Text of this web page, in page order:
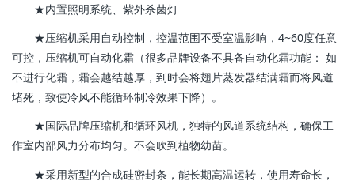
★内置照明系统、紫外杀菌灯
★压缩机采用自动控制，控温范围不受室温影响，4~60度任意
可控，压缩机可自动化霜（很多品牌设备不具备自动化霜功能： 如
不进行化霜，霜会越结越厚，到时会将翅片蒸发器结满霜而将风道
堵死，致使冷风不能循环制冷效果下降）。
★国际品牌压缩机和循环风机，独特的风道系统结构，确保工
作室内部风力分布均匀。不会吹到植物幼苗。
★采用新型的合成硅密封条，能长期高温运转，使用寿命长，